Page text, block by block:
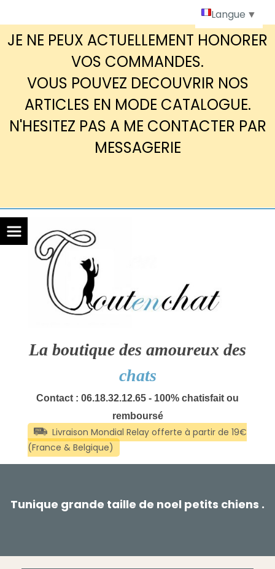
JE NE PEUX ACTUELLEMENT HONORER
VOS COMMANDES.
VOUS POUVEZ DECOUVRIR NOS
ARTICLES EN MODE CATALOGUE.
N'HESITEZ PAS A ME CONTACTER PAR
MESSAGERIE
La boutique des amoureux des
chats
Contact : 06.18.32.12.65 - 100% chatisfait ou
remboursé
Tunique grande taille de noel petits chiens .
Langue ▼